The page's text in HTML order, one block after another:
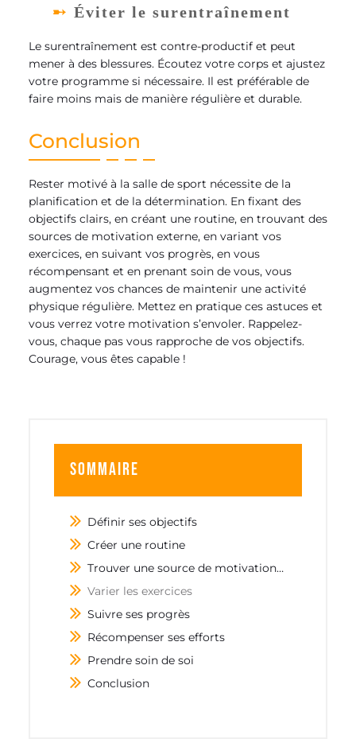
Éviter le surentraînement
Le surentraînement est contre-productif et peut
mener à des blessures. Écoutez votre corps et ajustez
votre programme si nécessaire. Il est préférable de
faire moins mais de manière régulière et durable.
Conclusion
Rester motivé à la salle de sport nécessite de la
planification et de la détermination. En fixant des
objectifs clairs, en créant une routine, en trouvant des
sources de motivation externe, en variant vos
exercices, en suivant vos progrès, en vous
récompensant et en prenant soin de vous, vous
augmentez vos chances de maintenir une activité
physique régulière. Mettez en pratique ces astuces et
vous verrez votre motivation s’envoler. Rappelez-
vous, chaque pas vous rapproche de vos objectifs.
Courage, vous êtes capable !
Sommaire
Définir ses objectifs
Créer une routine
Trouver une source de motivation externe
Varier les exercices
Suivre ses progrès
Récompenser ses efforts
Prendre soin de soi
Conclusion